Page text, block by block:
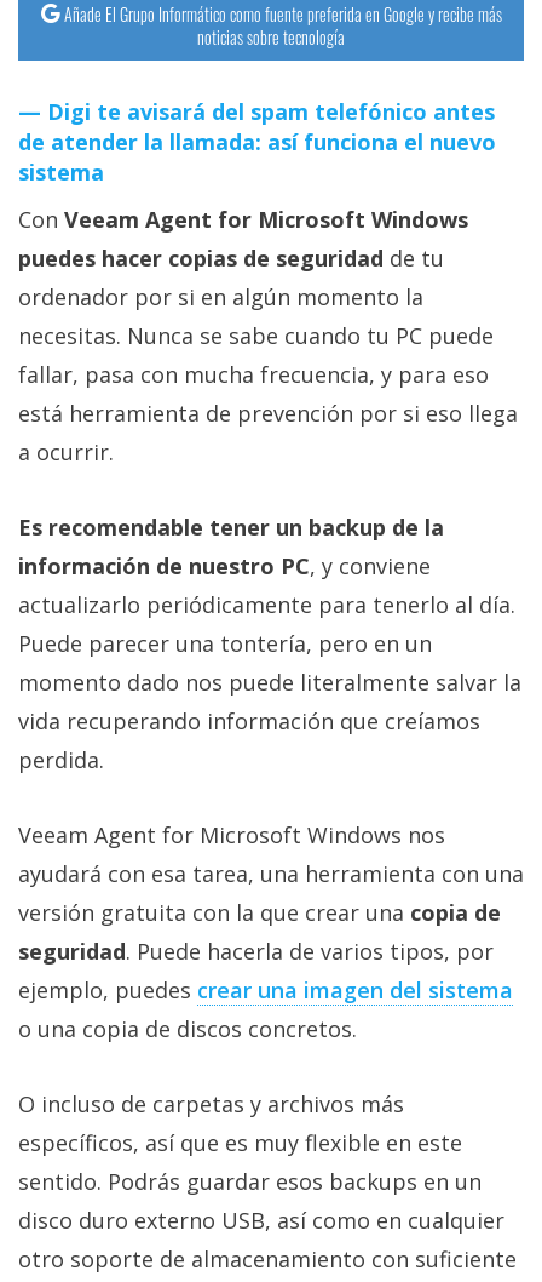
Añade El Grupo Informático como fuente preferida en Google y recibe más
noticias sobre tecnología
Digi te avisará del spam telefónico antes
de atender la llamada: así funciona el nuevo
sistema
Con Veeam Agent for Microsoft Windows
puedes hacer copias de seguridad de tu
ordenador por si en algún momento la
necesitas. Nunca se sabe cuando tu PC puede
fallar, pasa con mucha frecuencia, y para eso
está herramienta de prevención por si eso llega
a ocurrir.
Es recomendable tener un backup de la
información de nuestro PC, y conviene
actualizarlo periódicamente para tenerlo al día.
Puede parecer una tontería, pero en un
momento dado nos puede literalmente salvar la
vida recuperando información que creíamos
perdida.
Veeam Agent for Microsoft Windows nos
ayudará con esa tarea, una herramienta con una
versión gratuita con la que crear una copia de
seguridad. Puede hacerla de varios tipos, por
ejemplo, puedes crear una imagen del sistema‎
o una copia de discos concretos.
O incluso de carpetas y archivos más
específicos, así que es muy flexible en este
sentido. Podrás guardar esos backups en un
disco duro externo USB, así como en cualquier
otro soporte de almacenamiento con suficiente